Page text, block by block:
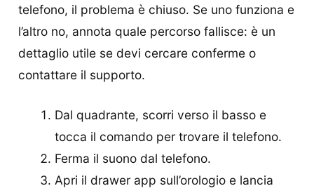
telefono, il problema è chiuso. Se uno funziona e
l’altro no, annota quale percorso fallisce: è un
dettaglio utile se devi cercare conferme o
contattare il supporto.
Dal quadrante, scorri verso il basso e
tocca il comando per trovare il telefono.
Ferma il suono dal telefono.
Apri il drawer app sull’orologio e lancia